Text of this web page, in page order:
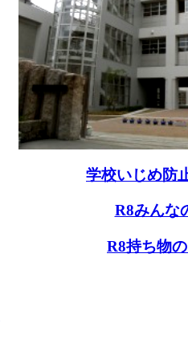
学校いじめ防
R8みんな
R8持ち物